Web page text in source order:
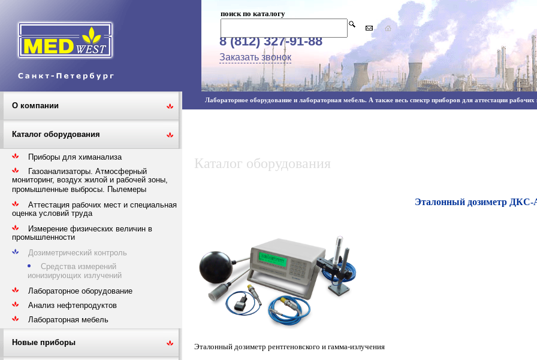
поиск по каталогу
8 (812) 327-91-88
Заказать звонок
О компании
Каталог оборудования
Приборы для химанализа
Газоанализаторы. Атмосферный
мониторинг, воздух жилой и рабочей зоны,
промышленные выбросы. Пылемеры
Аттестация рабочих мест и специальная
оценка условий труда
Измерение физических величин в
промышленности
Дозиметрический контроль
Средства измерений
ионизирующих излучений
Лабораторное оборудование
Анализ нефтепродуктов
Лабораторная мебель
Новые приборы
Лабораторное оборудование и лабораторная мебель. А также весь спектр приборов для аттестации
Каталог оборудования
Эталонный дозиметр ДКС-
Эталонный дозиметр рентгеновского и гамма-излучения